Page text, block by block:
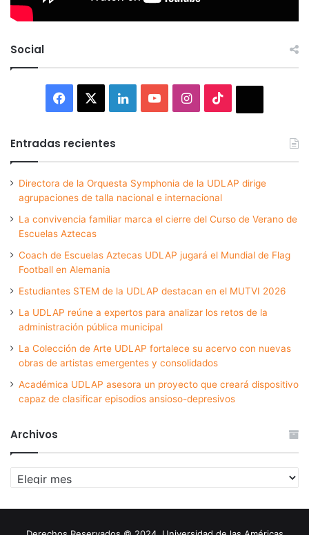
Social
Facebook LinkedInYouTubeInstagram
Entradas recientes
Directora de la Orquesta Symphonia de la UDLAP dirige
agrupaciones de talla nacional e internacional
La convivencia familiar marca el cierre del Curso de Verano de
Escuelas Aztecas
Coach de Escuelas Aztecas UDLAP jugará el Mundial de Flag
Football en Alemania
Estudiantes STEM de la UDLAP destacan en el MUTVI 2026
La UDLAP reúne a expertos para analizar los retos de la
administración pública municipal
La Colección de Arte UDLAP fortalece su acervo con nuevas
obras de artistas emergentes y consolidados
Académica UDLAP asesora un proyecto que creará dispositivo
capaz de clasificar episodios ansioso-depresivos
Archivos
Archivos